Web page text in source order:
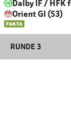
Dalby IF / HFK
Orient GI (S3)
RUNDE 3